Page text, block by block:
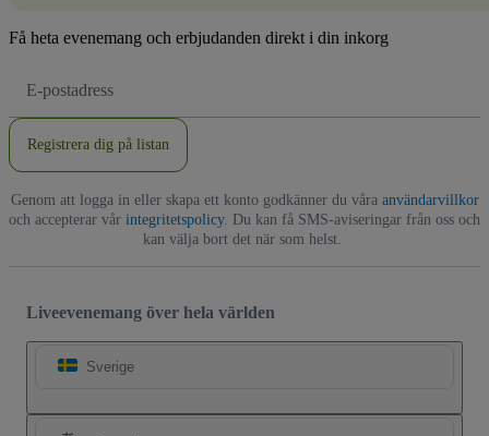
Få heta evenemang och erbjudanden direkt i din inkorg
postadress
Registrera dig på listan
Genom att logga in eller skapa ett konto godkänner du våra användarvillkor
och accepterar vår integritetspolicy. Du kan få SMS-aviseringar från oss och
kan välja bort det när som helst.
Liveevenemang över hela världen
Sverige